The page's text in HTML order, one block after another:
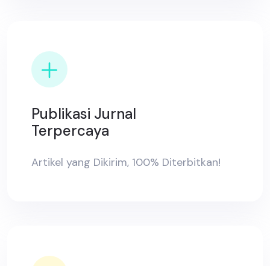
Publikasi Jurnal
Terpercaya
Artikel yang Dikirim, 100% Diterbitkan!